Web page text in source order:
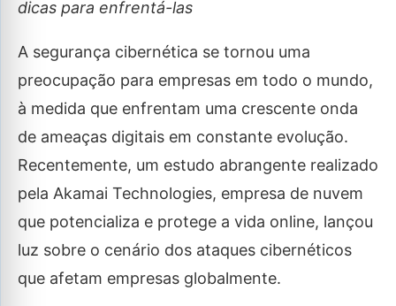
dicas para enfrentá-las
A segurança cibernética se tornou uma
preocupação para empresas em todo o mundo,
à medida que enfrentam uma crescente onda
de ameaças digitais em constante evolução.
Recentemente, um estudo abrangente realizado
pela Akamai Technologies, empresa de nuvem
que potencializa e protege a vida online, lançou
luz sobre o cenário dos ataques cibernéticos
que afetam empresas globalmente.